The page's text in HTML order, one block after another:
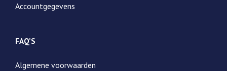
Accountgegevens
FAQ’S
Algemene voorwaarden